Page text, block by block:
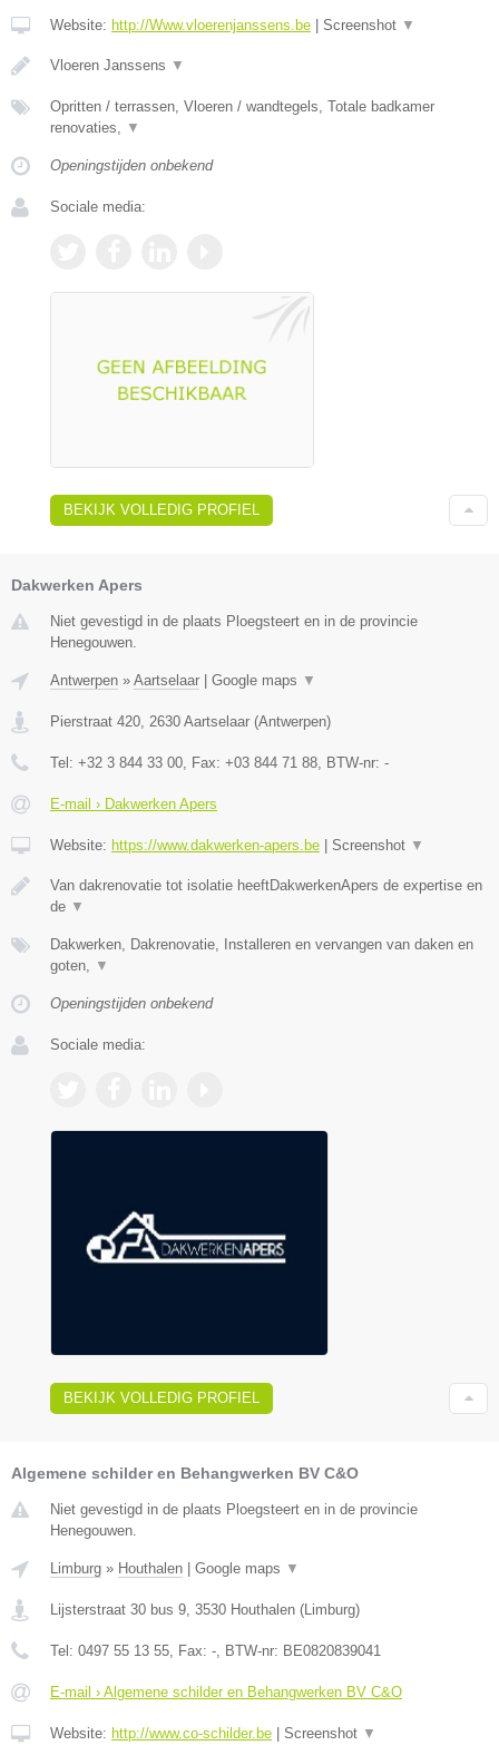
Website: http://Www.vloerenjanssens.be Screenshot ▼
Vloeren Janssens ▼
Opritten / terrassen, Vloeren / wandtegels, Totale badkamer
renovaties,
▼
Openingstijden onbekend
Sociale media:
BEKIJK VOLLEDIG PROFIEL
Dakwerken Apers
Niet gevestigd in de plaats Ploegsteert en in de provincie
Henegouwen.
Antwerpen » Aartselaar Google maps ▼
Pierstraat 420, 2630 Aartselaar (Antwerpen)
Tel: +32 3 844 33 00, Fax: +03 844 71 88, BTW-nr: -
E-mail › Dakwerken Apers
Website: https://www.dakwerken-apers.be Screenshot ▼
Van dakrenovatie tot isolatie heeftDakwerkenApers de expertise en
de ▼
Dakwerken, Dakrenovatie, Installeren en vervangen van daken en
goten, ▼
Openingstijden onbekend
Sociale media:
BEKIJK VOLLEDIG PROFIEL
Algemene schilder en Behangwerken BV C&O
Niet gevestigd in de plaats Ploegsteert en in de provincie
Henegouwen.
Limburg » Houthalen Google maps ▼
Lijsterstraat 30 bus 9 3530 Houthalen ( Limburg)
Tel: 0497 55 13 55 , Fax: - , BTW-nr: BE0820839041
E-mail › Algemene schilder en Behangwerken BV C&O
Website: http://www.co-schilder.be Screenshot ▼